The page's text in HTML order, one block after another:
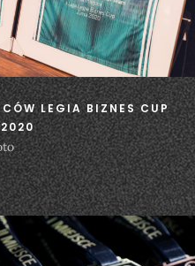
LEGIA BIZNES CUP